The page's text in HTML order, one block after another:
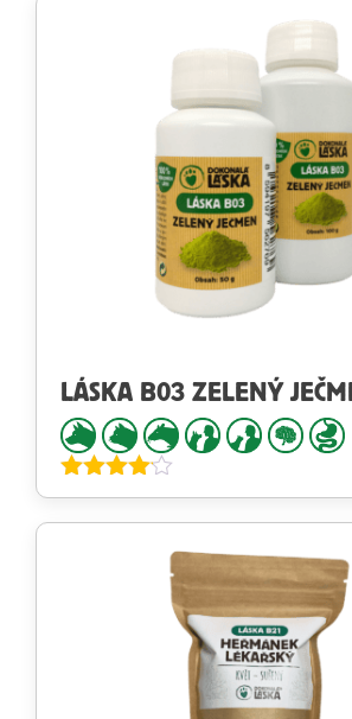
LÁSKA B03 ZELENÝ
Hodnotenie
4.00z 5